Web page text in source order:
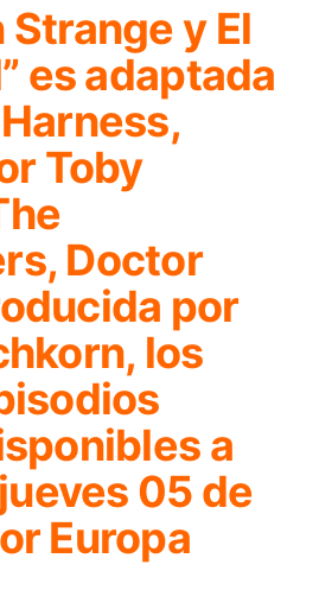
Strange y El
es adaptada
Toby
Doctor
por
los
a
05 de
Europa